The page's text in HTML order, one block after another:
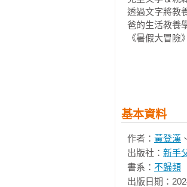
2／釋放壓力
鼓勵轉移目標
用孩子高度思
強迫孩子接受
用神奇咒語展
4／突破心牢的
問他、聽他、
《因時制宜的
表孩子有進步
對企圖要「以
很OK的，為
有時候，是身
透過文字將教
爸的生活教養
《暑假大冒險
給孩子聽重
20年以上個案
各式公司行號
上邀約，累積
基本資料
作者： 黃登漢 、
出版社： 新手
書系： 不歸類
出版日期：